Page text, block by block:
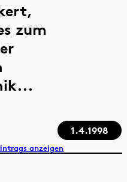
zum
1.4.1998
anzeigen